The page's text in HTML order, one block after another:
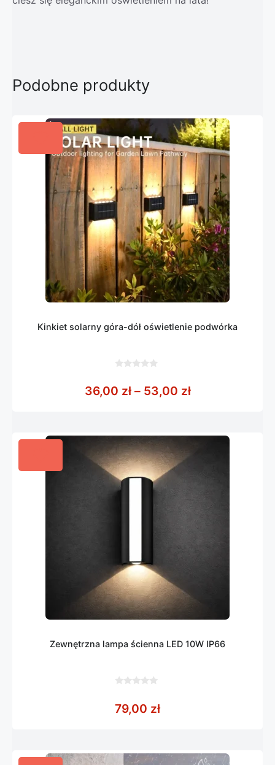
Podobne produkty
Kinkiet solarny góra-dół oświetlenie podwórka
5
36,00 zł – 53,00 złZakres cen:
Zewnętrzna lampa ścienna LED 10W IP66
5
79,00 zł